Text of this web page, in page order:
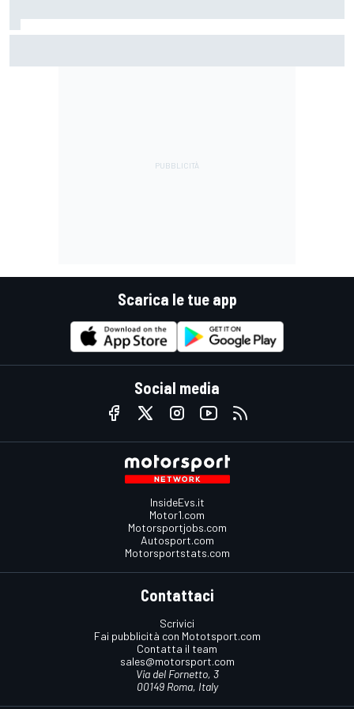
Scarica le tue app
Social media
InsideEvs.it
Motor1.com
Motorsportjobs.com
Autosport.com
Motorsportstats.com
Contattaci
Scrivici
Fai pubblicità con Mototsport.com
Contatta il team
sales@motorsport.com
Via del Fornetto, 3
00149 Roma, Italy